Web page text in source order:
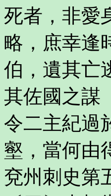
死者，非愛
略，庶幸逢
伯，遺其亡
其佐國之謀
令二主紀過
壑，當何由
兗州刺史第